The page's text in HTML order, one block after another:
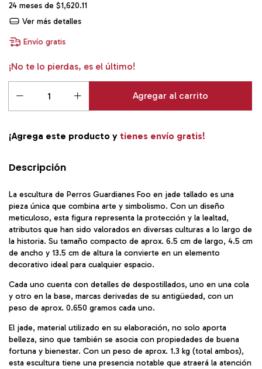
24 meses de $1,620.11
Ver más detalles
Envío gratis
¡No te lo pierdas, es el último!
¡Agrega este producto y tienes envío gratis!
Descripción
La escultura de Perros Guardianes Foo en jade tallado es una
pieza única que combina arte y simbolismo. Con un diseño
meticuloso, esta figura representa la protección y la lealtad,
atributos que han sido valorados en diversas culturas a lo largo de
la historia. Su tamaño compacto de aprox. 6.5 cm de largo, 4.5 cm
de ancho y 13.5 cm de altura la convierte en un elemento
decorativo ideal para cualquier espacio.
Cada uno cuenta con detalles de despostillados, uno en una cola
y otro en la base, marcas derivadas de su antigüedad, con un
peso de aprox. 0.650 gramos cada uno.
El jade, material utilizado en su elaboración, no solo aporta
belleza, sino que también se asocia con propiedades de buena
fortuna y bienestar. Con un peso de aprox. 1.3 kg (total ambos),
esta escultura tiene una presencia notable que atraerá la atención